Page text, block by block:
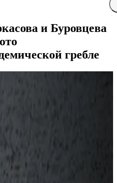
и Буровцева
гребле